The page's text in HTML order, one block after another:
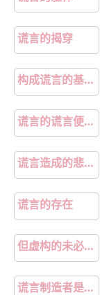
谎言的揭穿
构成谎言的基本要素
谎言的谎言便可在瞬间颠倒黑白出自哪部番
谎言造成的悲剧所有故事
谎言的存在
但虚构的未必就是谎言
谎言制造者是在自毁形象